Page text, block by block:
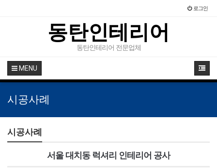
로그인
동탄인테리어
동탄인테리어 전문업체
MENU
시공사례
시공사례
서울 대치동 럭셔리 인테리어 공사